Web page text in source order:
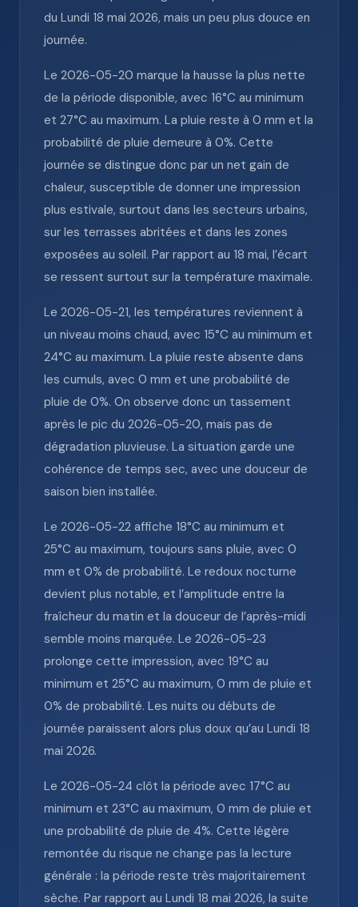
du Lundi 18 mai 2026, mais un peu plus douce en
journée.
Le 2026-05-20 marque la hausse la plus nette
de la période disponible, avec 16°C au minimum
et 27°C au maximum. La pluie reste à 0 mm et la
probabilité de pluie demeure à 0%. Cette
journée se distingue donc par un net gain de
chaleur, susceptible de donner une impression
plus estivale, surtout dans les secteurs urbains,
sur les terrasses abritées et dans les zones
exposées au soleil. Par rapport au 18 mai, l’écart
se ressent surtout sur la température maximale.
Le 2026-05-21, les températures reviennent à
un niveau moins chaud, avec 15°C au minimum et
24°C au maximum. La pluie reste absente dans
les cumuls, avec 0 mm et une probabilité de
pluie de 0%. On observe donc un tassement
après le pic du 2026-05-20, mais pas de
dégradation pluvieuse. La situation garde une
cohérence de temps sec, avec une douceur de
saison bien installée.
Le 2026-05-22 affiche 18°C au minimum et
25°C au maximum, toujours sans pluie, avec 0
mm et 0% de probabilité. Le redoux nocturne
devient plus notable, et l’amplitude entre la
fraîcheur du matin et la douceur de l’après-midi
semble moins marquée. Le 2026-05-23
prolonge cette impression, avec 19°C au
minimum et 25°C au maximum, 0 mm de pluie et
0% de probabilité. Les nuits ou débuts de
journée paraissent alors plus doux qu’au Lundi 18
mai 2026.
Le 2026-05-24 clôt la période avec 17°C au
minimum et 23°C au maximum, 0 mm de pluie et
une probabilité de pluie de 4%. Cette légère
remontée du risque ne change pas la lecture
générale : la période reste très majoritairement
sèche. Par rapport au Lundi 18 mai 2026, la suite